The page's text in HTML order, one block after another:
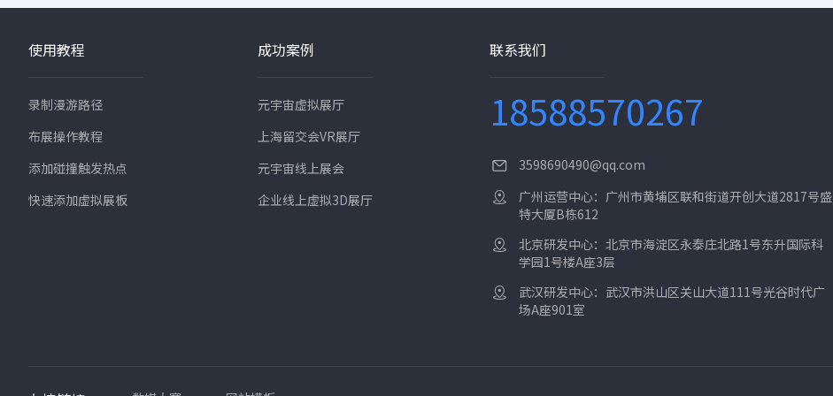
使用教程
录制漫游路径
布展操作教程
添加碰撞触发热点
快速添加虚拟展板
成功案例
元宇宙虚拟展厅
上海留交会VR展厅
元宇宙线上展会
企业线上虚拟3D展厅
联系我们
18588570267
3598690490@qq.com
广州运营中心：广州市黄埔区联和街道开创大道2817号盛
特大厦B栋612
北京研发中心：北京市海淀区永泰庄北路1号东升国际科
学园1号楼A座3层
武汉研发中心：武汉市洪山区关山大道111号光谷时代广
场A座901室